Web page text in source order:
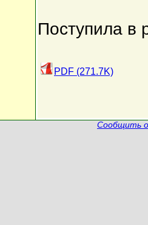
Поступила в
PDF (271.7K)
Сообщить о